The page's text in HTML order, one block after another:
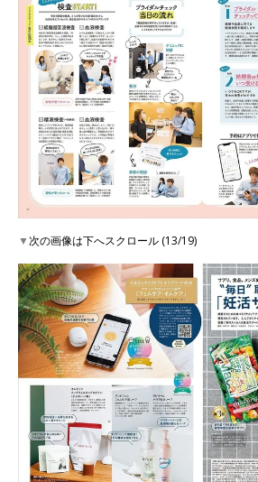
▼次の画像は下へスクロール (13/19)